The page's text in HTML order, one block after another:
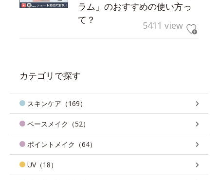
ラム」のおすすめの使い方っ
て？
5411 view
カテゴリで探す
スキンケア（169）
ベースメイク（52）
ポイントメイク（64）
UV（18）